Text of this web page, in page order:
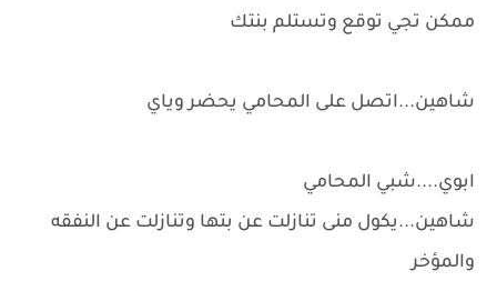
ممكن تجي توقع وتستلم بنتك
شاهين...اتصل على المحامي يحضر وياي
ابوي....شبي المحامي
شاهين...يكول منى تنازلت عن بتها وتنازلت عن النفقه
والمؤخر